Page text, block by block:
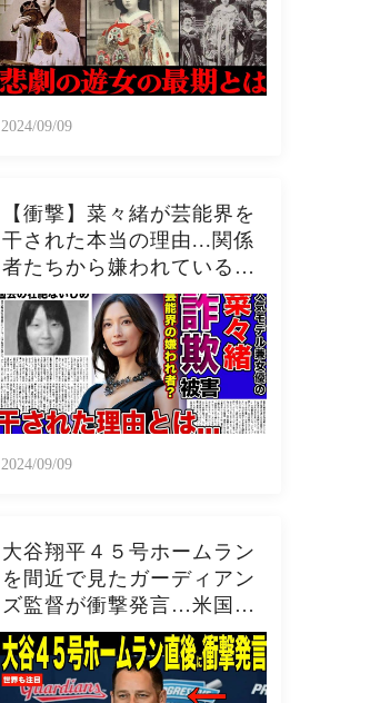
2024/09/09
【衝撃】菜々緒が芸能界を
干された本当の理由...関係
者たちから嫌われている現
在の驚きを隠せない！！詐
欺被害にまで遭っている衝
撃の現在...過去の壮絶ない
じめに一同驚愕！！
2024/09/09
大谷翔平４５号ホームラン
を間近で見たガーディアン
ズ監督が衝撃発言…米国メ
ディアの取材で明らかとな
ったロバーツ監督の「５０-
５０」記録についてが話題